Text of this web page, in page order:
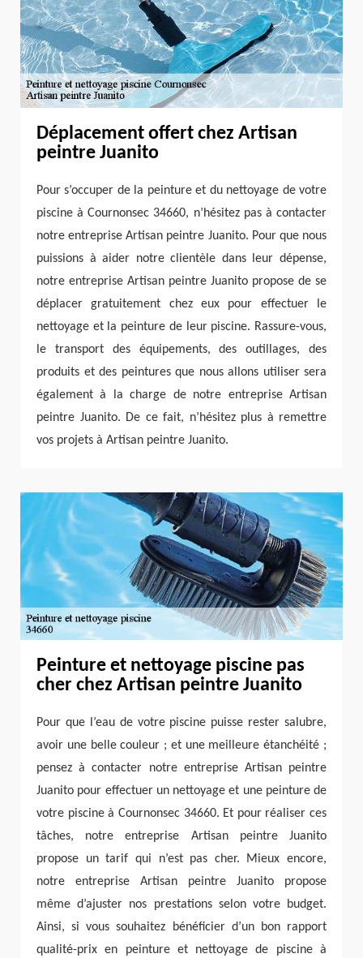
Déplacement offert chez Artisan
peintre Juanito
Pour s’occuper de la peinture et du nettoyage de votre
piscine à Cournonsec 34660, n’hésitez pas à contacter
notre entreprise Artisan peintre Juanito. Pour que nous
puissions à aider notre clientèle dans leur dépense,
notre entreprise Artisan peintre Juanito propose de se
déplacer gratuitement chez eux pour effectuer le
nettoyage et la peinture de leur piscine. Rassure-vous,
le transport des équipements, des outillages, des
produits et des peintures que nous allons utiliser sera
également à la charge de notre entreprise Artisan
peintre Juanito. De ce fait, n’hésitez plus à remettre
vos projets à Artisan peintre Juanito.
Peinture et nettoyage piscine pas
cher chez Artisan peintre Juanito
Pour que l’eau de votre piscine puisse rester salubre,
avoir une belle couleur ; et une meilleure étanchéité ;
pensez à contacter notre entreprise Artisan peintre
Juanito pour effectuer un nettoyage et une peinture de
votre piscine à Cournonsec 34660. Et pour réaliser ces
tâches, notre entreprise Artisan peintre Juanito
propose un tarif qui n’est pas cher. Mieux encore,
notre entreprise Artisan peintre Juanito propose
même d’ajuster nos prestations selon votre budget.
Ainsi, si vous souhaitez bénéficier d’un bon rapport
qualité-prix en peinture et nettoyage de piscine à